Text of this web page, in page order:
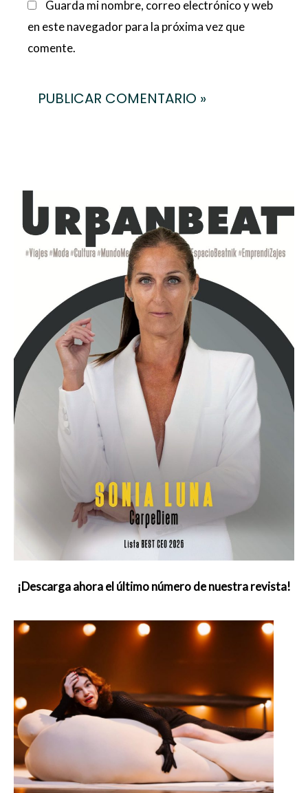
Guarda mi nombre, correo electrónico y web
en este navegador para la próxima vez que
comente.
¡Descarga ahora el último número de nuestra revista!